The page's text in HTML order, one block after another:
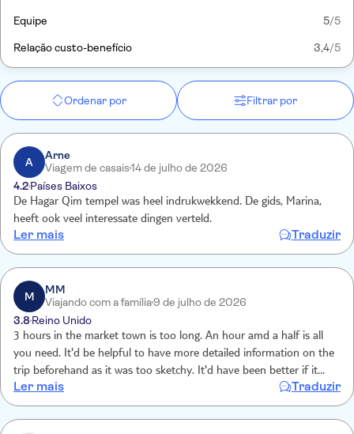
Equipe 5/5
Relação custo-benefício 3,4/5
Ordenar por Filtrar por
A
Arne
Viagem de casais14 de julho de 2026
4.2Países Baixos
De Hagar Qim tempel was heel indrukwekkend. De gids, Marina,
heeft ook veel interessate dingen verteld.
Ler mais Traduzir
M
MM
Viajando com a família9 de julho de 2026
3.8 Reino Unido
3 hours in the market town is too long. An hour amd a half is all
you need. It'd be helpful to have more detailed information on the
trip beforehand as it was too sketchy. It'd have been better if it
included a visit to the local church there but there was no mention
of that The first stop was lovely but nothing exceptional if you
don't pay extra for the boat trip. The visit to the temples was
Ler mais Traduzir